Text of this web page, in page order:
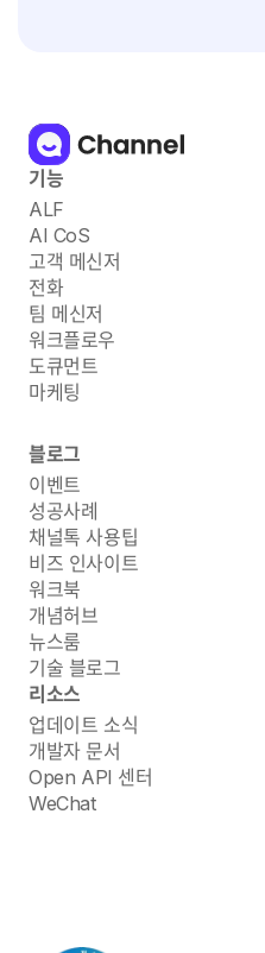
기능
ALF
AI CoS
고객 메신저
전화
팀 메신저
워크플로우
도큐먼트
마케팅
블로그
이벤트
성공사례
채널톡 사용팁
비즈 인사이트
워크북
개념허브
뉴스룸
기술 블로그
리소스
업데이트 소식
개발자 문서
Open API 센터
WeChat